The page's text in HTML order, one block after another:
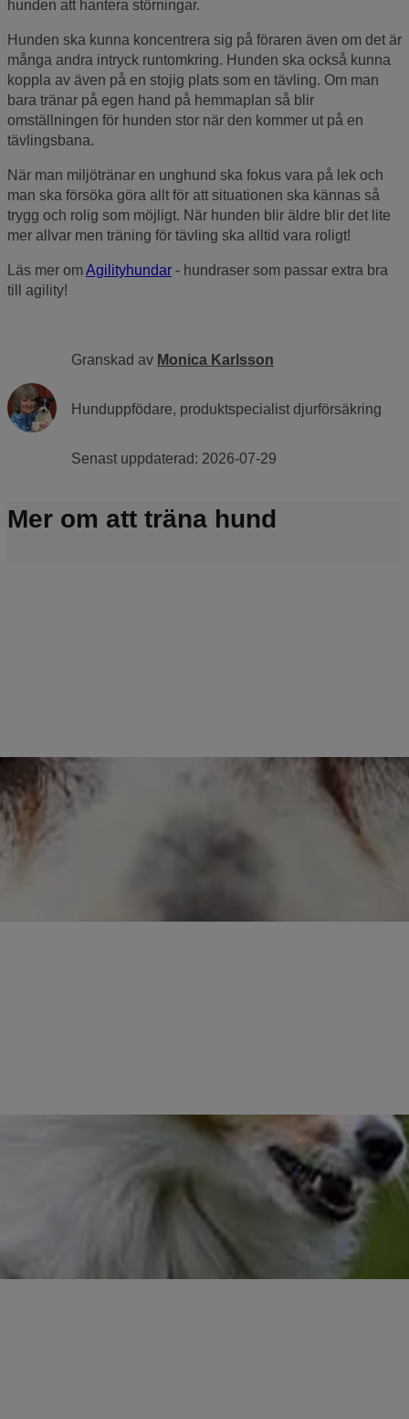
hunden att hantera störningar.
Hunden ska kunna koncentrera sig på föraren även om det är
många andra intryck runtomkring. Hunden ska också kunna
koppla av även på en stojig plats som en tävling. Om man
bara tränar på egen hand på hemmaplan så blir
omställningen för hunden stor när den kommer ut på en
tävlingsbana.
När man miljötränar en unghund ska fokus vara på lek och
man ska försöka göra allt för att situationen ska kännas så
trygg och rolig som möjligt. När hunden blir äldre blir det lite
mer allvar men träning för tävling ska alltid vara roligt!
Läs mer omAgilityhundar - hundraser som passar extra bra
till agility!
Granskad av Monica Karlsson
Hunduppfödare, produktspecialist djurförsäkring
Senast uppdaterad: 2026-07-29
Mer om att träna hund